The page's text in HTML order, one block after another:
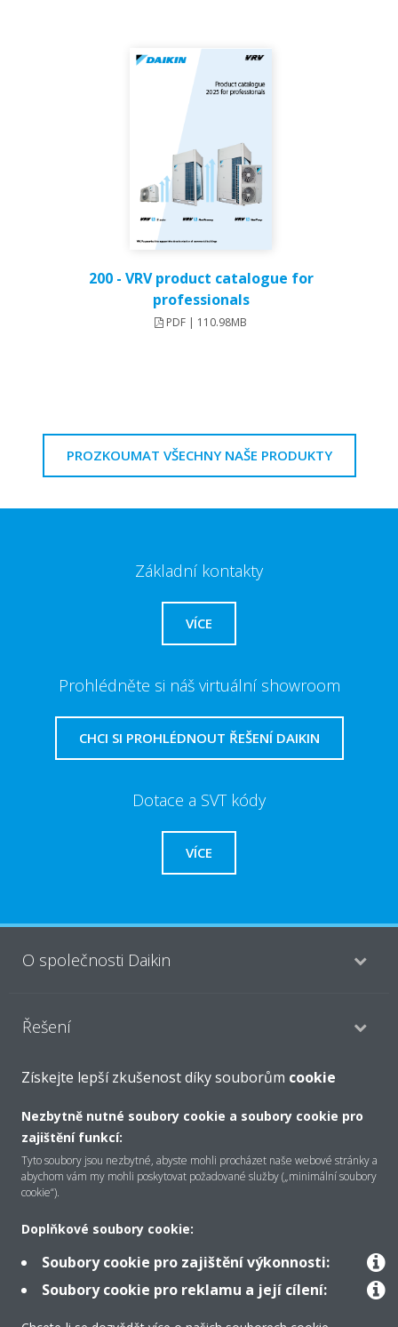
200 - VRV product catalogue for
professionals
PDF | 110.98MB
PROZKOUMAT VŠECHNY NAŠE PRODUKTY
Základní kontakty
VÍCE
Prohlédněte si náš virtuální showroom
CHCI SI PROHLÉDNOUT ŘEŠENÍ DAIKIN
Dotace a SVT kódy
VÍCE
O společnosti Daikin
Řešení
Podpora
Produkty
Copyright © Daikin
Právní upozornění/Imprint
Oznámení o používání souborů cookie
Směrnice o ochraně údajů
Firemní etika
Získejte lepší zkušenost díky souborům cookie
Nezbytně nutné soubory cookie a soubory cookie pro
zajištění funkcí:
Tyto soubory jsou nezbytné, abyste mohli procházet naše webové stránky a
abychom vám my mohli poskytovat požadované služby („minimální soubory
cookie“).
Doplňkové soubory cookie:
Soubory cookie pro zajištění výkonnosti:
Soubory cookie pro reklamu a její cílení: